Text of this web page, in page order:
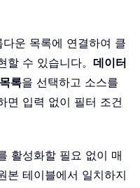
운 목록에 연결하여 클
수 있습니다。 데이터
목록을 선택하고 소스를
면 입력 없이 필터 조건
활성화할 필요 없이 매
본 테이블에서 일치하지